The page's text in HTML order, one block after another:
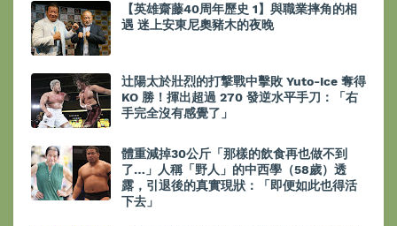
【英雄齋藤40周年歷史 1】與職業摔角的相
遇 迷上安東尼奧豬木的夜晚
辻陽太於壯烈的打撃戰中擊敗 Yuto-Ice 奪得
KO 勝！揮出超過 270 發逆水平手刀：「右
手完全沒有感覺了」
體重減掉30公斤「那樣的飲食再也做不到
了…」人稱「野人」的中西學（58歲）透
露，引退後的真實現狀：「即便如此也得活
下去」